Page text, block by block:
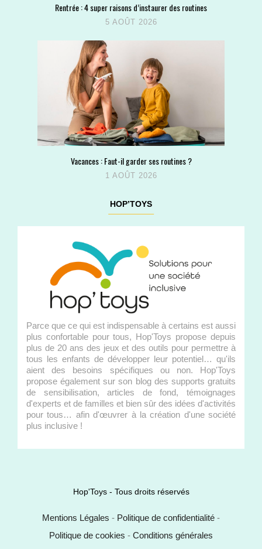
Rentrée : 4 super raisons d’instaurer des routines
5 AOÛT 2026
Vacances : Faut-il garder ses routines ?
1 AOÛT 2026
HOP’TOYS
Parce que ce qui est indispensable à certains est aussi
plus confortable pour tous, Hop'Toys propose depuis
plus de 20 ans des jeux et des outils pour permettre à
tous les enfants de développer leur potentiel… qu'ils
aient des besoins spécifiques ou non. Hop'Toys
propose également sur son blog des supports gratuits
de sensibilisation, articles de fond, témoignages
d'experts et de familles et bien sûr des idées d'activités
pour tous… afin d'œuvrer à la création d'une société
plus inclusive !
Hop'Toys - Tous droits réservés
Mentions Légales - Politique de confidentialité -
Politique de cookies - Conditions générales